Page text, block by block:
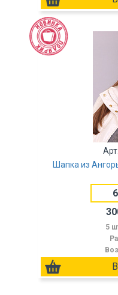
Шапка из
5